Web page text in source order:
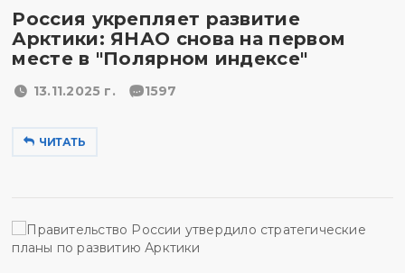
Россия укрепляет развитие
Арктики: ЯНАО снова на первом
месте в "Полярном индексе"
13.11.2025 г. 1597
ЧИТАТЬ